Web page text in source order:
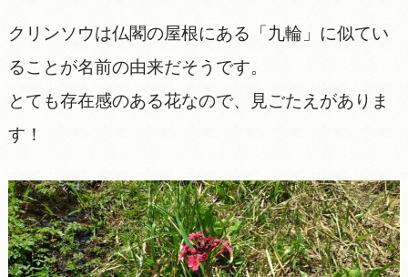
クリンソウは仏閣の屋根にある「九輪」に似てい
ることが名前の由来だそうです。
とても存在感のある花なので、見ごたえがありま
す！